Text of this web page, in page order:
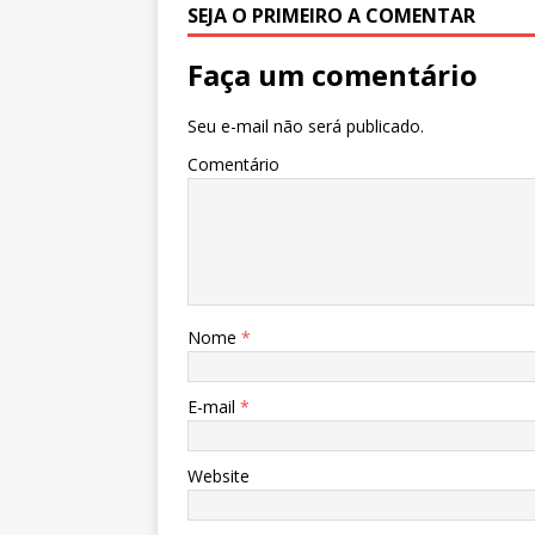
SEJA O PRIMEIRO A COMENTAR
Faça um comentário
Seu e-mail não será publicado.
Comentário
Nome *
E-mail *
Website